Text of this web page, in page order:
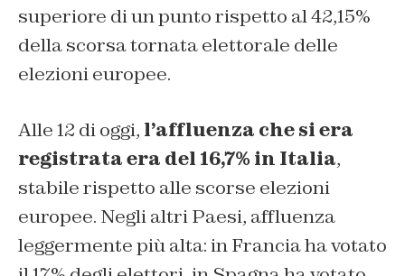
superiore di un punto rispetto al 42,15%
della scorsa tornata elettorale delle
elezioni europee.
Alle 12 di oggi, l’affluenza che si era
registrata era del 16,7% in Italia,
stabile rispetto alle scorse elezioni
europee. Negli altri Paesi, affluenza
leggermente più alta: in Francia ha votato